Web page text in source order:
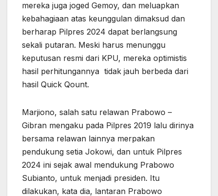
mereka juga joged Gemoy, dan meluapkan
kebahagiaan atas keunggulan dimaksud dan
berharap Pilpres 2024 dapat berlangsung
sekali putaran. Meski harus menunggu
keputusan resmi dari KPU, mereka optimistis
hasil perhitungannya tidak jauh berbeda dari
hasil Quick Qount.
Marjiono, salah satu relawan Prabowo –
Gibran mengaku pada Pilpres 2019 lalu dirinya
bersama relawan lainnya merpakan
pendukung setia Jokowi, dan untuk Pilpres
2024 ini sejak awal mendukung Prabowo
Subianto, untuk menjadi presiden. Itu
dilakukan, kata dia, lantaran Prabowo